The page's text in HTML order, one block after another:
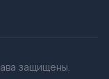
защищены.